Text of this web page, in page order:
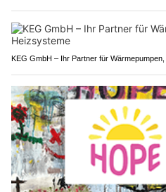
KEG GmbH – Ihr Partner für